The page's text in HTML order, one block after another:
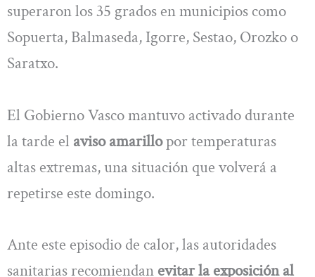
superaron los 35 grados en municipios como
Sopuerta, Balmaseda, Igorre, Sestao, Orozko o
Saratxo.
El Gobierno Vasco mantuvo activado durante
la tarde el aviso amarillopor temperaturas
altas extremas, una situación que volverá a
repetirse este domingo.
Ante este episodio de calor, las autoridades
sanitarias recomiendan evitar la exposición al